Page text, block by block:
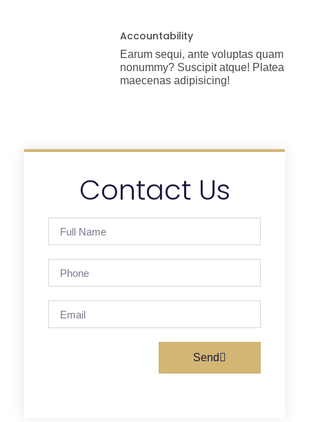
Accountability
Earum sequi, ante voluptas quam
nonummy? Suscipit atque! Platea
maecenas adipisicing!
Contact Us
Send